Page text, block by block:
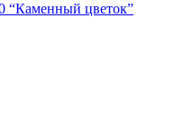
“Каменный цветок”